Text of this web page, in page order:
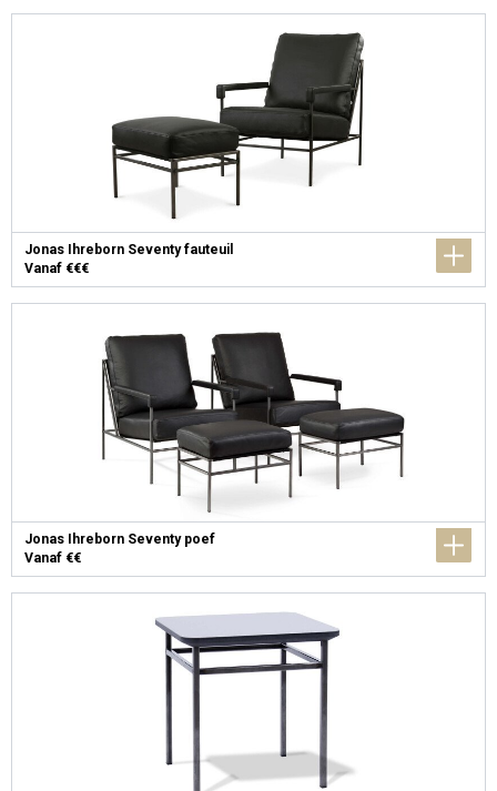
Jonas Ihreborn Seventy fauteuil
Vanaf €€€
Jonas Ihreborn Seventy poef
Vanaf €€